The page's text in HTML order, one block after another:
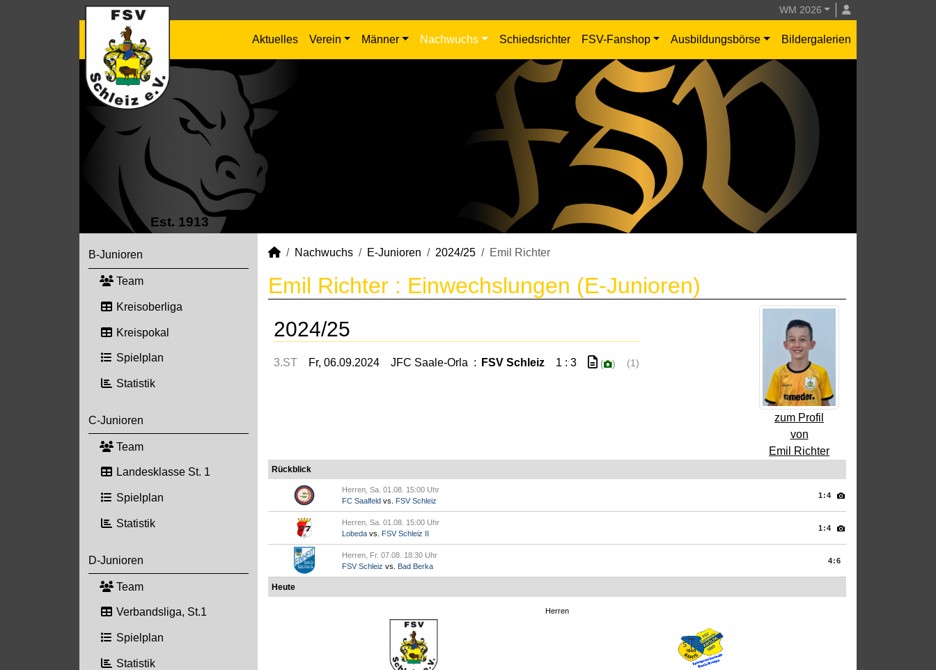
WM 2026
Aktuelles Verein Männer Nachwuchs Schiedsrichter FSV-Fanshop Ausbildungsbörse Bildergalerien
Est. 1913
B-Junioren
Team
Kreisoberliga
Kreispokal
Spielplan
Statistik
C-Junioren
Team
Landesklasse St. 1
Spielplan
Statistik
D-Junioren
Team
Verbandsliga, St.1
Spielplan
Statistik
Nachwuchs E-Junioren 2024/25 Emil Richter
Emil Richter : Einwechslungen (E-Junioren)
zum Profil
von
Emil Richter
2024/25
3.ST Fr, 06.09.2024 JFC Saale-Orla : FSV Schleiz 1 : 3 ( ) (1)
Rückblick
Herren, Sa. 01.08. 15:00 Uhr
FC Saalfeld vs. FSV Schleiz
1:4
Herren, Sa. 01.08. 15:00 Uhr
Lobeda vs. FSV Schleiz II
1:4
Herren, Fr. 07.08. 18:30 Uhr
FSV Schleiz vs. Bad Berka
4:6
Heute
Herren